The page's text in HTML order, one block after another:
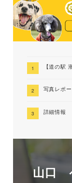
【道の駅
写真レポ
詳細情報
山口